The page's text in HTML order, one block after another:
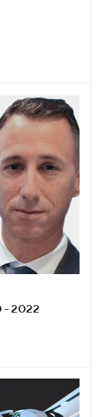
- 2022